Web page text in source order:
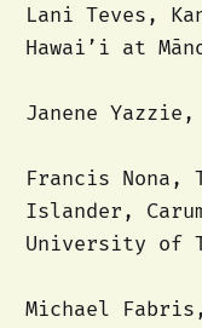
Lani Teves,
Hawai’i at
Janene
Francis
Islander,
University of
Michael